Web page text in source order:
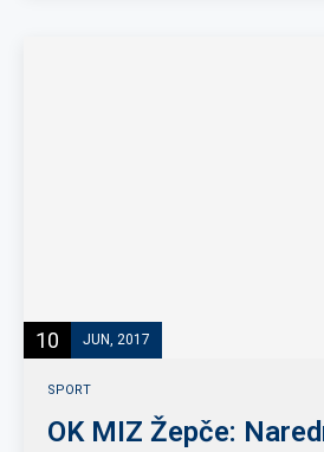
10 JUN, 2017
SPORT
OK MIZ Žepče: